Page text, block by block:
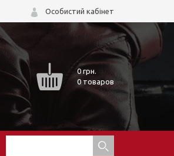
Особистий кабінет
0грн.
0 товаров